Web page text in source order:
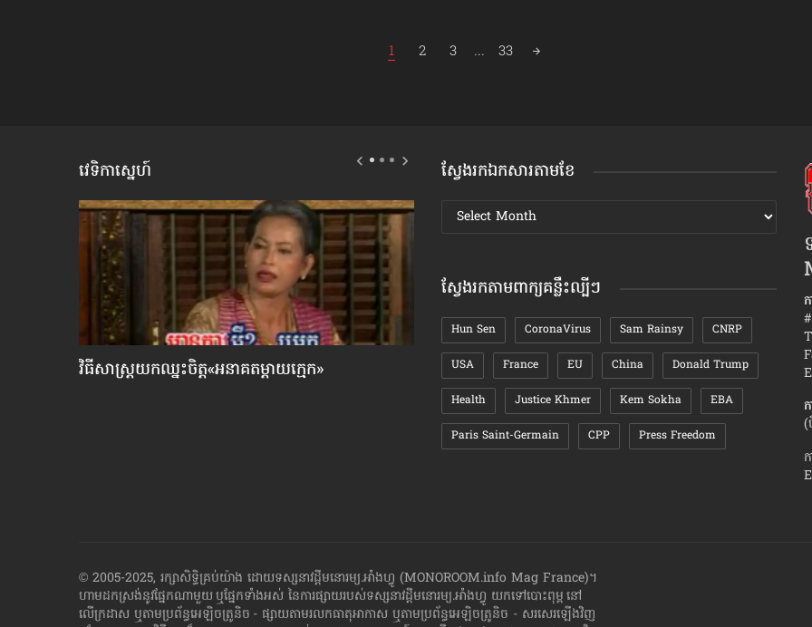
1 2 3 ... 33
វេទិកាស្នេហ៍
វិធីសាស្រ្តយកឈ្នះ​ចិត្ត«អនាគតម្តាយក្មេក» ហេតុផល៧យ៉ាង ដែល​ឈាន​ដល់​ការ«លែងលះ»
វិធីសាស្
បាក់​ស្នេ
ស្វែងរកឯកសារតាមខែ
ស្វែងរក
ឯកសារ
ស្វែងរកតាមពាក្យគន្លឹះល្បីៗ
Hun Sen CoronaVirus Sam Rainsy CNRP
USA France EU China Donald Trump
Health Justice Khmer Kem Sokha EBA
Paris Saint-Germain CPP Press Freedom
(
© 2005-2025, រក្សាសិទ្ធិគ្រប់យ៉ាង ដោយទស្សនាវដ្ដី​មនោរម្យ.អាំងហ្វូ (MONOROOM.info Mag France)។
ហាម​ដក​ស្រង់​នូវ​ផ្នែក​ណា​មួយ​ ឬ​ផ្នែក​ទាំង​អស់ ​នៃ​ការ​ផ្សាយ​របស់​ទស្សនាវដ្ដី​​មនោរម្យ.អាំងហ្វូ យក​ទៅ​​បោះពុម្ព នៅ
លើក្រដាស ឬតាម​ប្រព័ន្ធ​អេឡិច​ត្រូនិច - ផ្សាយ​តាម​រលក​ធាតុអាកាស ឬតាមប្រព័ន្ធអេឡិចត្រូនិច - សរសេរ​ឡើង​វិញ